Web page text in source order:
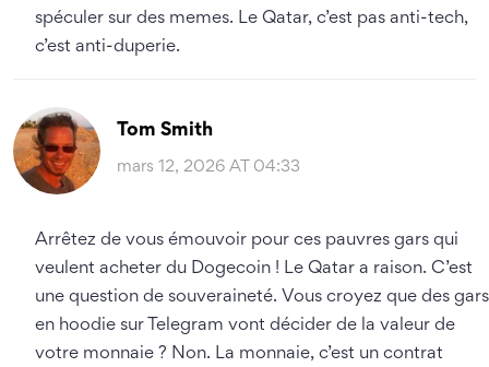
spéculer sur des memes. Le Qatar, c’est pas anti-tech,
c’est anti-duperie.
Tom Smith
mars 12, 2026 AT 04:33
Arrêtez de vous émouvoir pour ces pauvres gars qui
veulent acheter du Dogecoin ! Le Qatar a raison. C’est
une question de souveraineté. Vous croyez que des gars
en hoodie sur Telegram vont décider de la valeur de
votre monnaie ? Non. La monnaie, c’est un contrat